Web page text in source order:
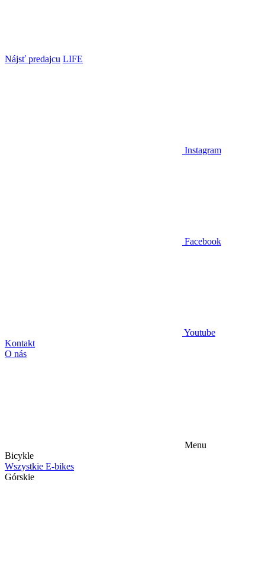
Nájsť predajcu LIFE
Instagram
Facebook
Youtube
Kontakt
O nás
Menu
Bicykle
Wszystkie E-bikes
Górskie